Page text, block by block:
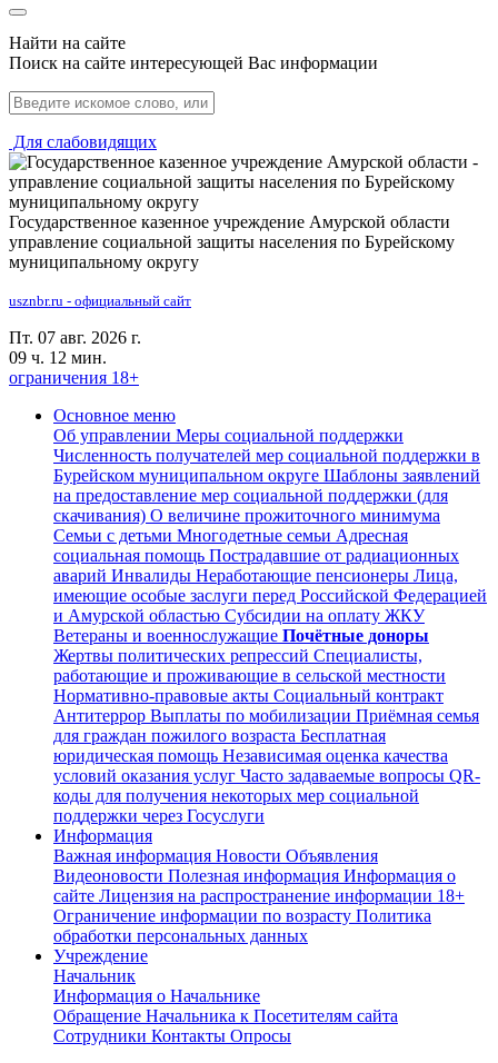
Найти на сайте
Поиск на сайте интересующей Вас информации
Для слабовидящих
Государственное казенное учреждение Амурской области
управление социальной защиты населения по Бурейскому
муниципальному округу
usznbr.ru - официальный сайт
Пт. 07 авг. 2026 г.
09 ч. 12 мин.
ограничения 18+
Основное меню
Об управлении Меры социальной поддержки
Численность получателей мер социальной поддержки в
Бурейском муниципальном округе Шаблоны заявлений
на предоставление мер социальной поддержки (для
скачивания) О величине прожиточного минимума
Семьи с детьми Многодетные семьи Адресная
социальная помощь Пострадавшие от радиационных
аварий Инвалиды Неработающие пенсионеры Лица,
имеющие особые заслуги перед Российской Федерацией
и Амурской областью Субсидии на оплату ЖКУ
Ветераны и военнослужащие Почётные доноры
Жертвы политических репрессий Специалисты,
работающие и проживающие в сельской местности
Нормативно-правовые акты Социальный контракт
Антитеррор Выплаты по мобилизации Приёмная семья
для граждан пожилого возраста Бесплатная
юридическая помощь Независимая оценка качества
условий оказания услуг Часто задаваемые вопросы QR-
коды для получения некоторых мер социальной
поддержки через Госуслуги
Информация
Важная информация Новости Объявления
Видеоновости Полезная информация Информация о
сайте Лицензия на распространение информации 18+
Ограничение информации по возрасту Политика
обработки персональных данных
Учреждение
Начальник
Информация о Начальнике
Обращение Начальника к Посетителям сайта
Сотрудники Контакты Опросы